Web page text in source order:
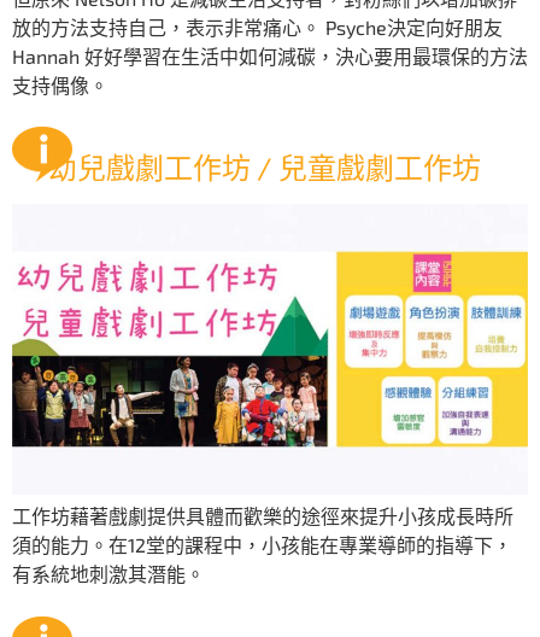
放的方法支持自己，表示非常痛心。 Psyche決定向好朋友
Hannah 好好學習在生活中如何減碳，決心要用最環保的方法
支持偶像。
幼兒戲劇工作坊 / 兒童戲劇工作坊
工作坊藉著戲劇提供具體而歡樂的途徑來提升小孩成長時所
須的能力。在12堂的課程中，小孩能在專業導師的指導下，
有系統地刺激其潛能。